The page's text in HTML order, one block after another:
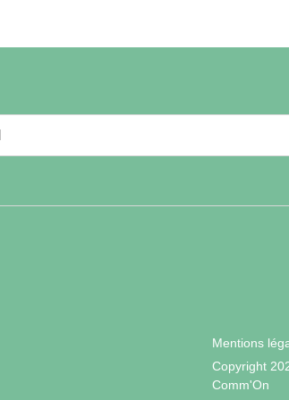
Mentions
Copyright
Comm'On